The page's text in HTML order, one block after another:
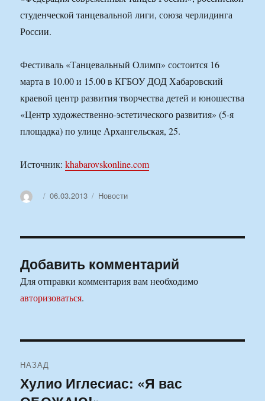
студенческой танцевальной лиги, союза черлидинга
России.
Фестиваль «Танцевальный Олимп» состоится 16
марта в 10.00 и 15.00 в КГБОУ ДОД Хабаровский
краевой центр развития творчества детей и юношества
«Центр художественно-эстетического развития» (5-я
площадка) по улице Архангельская, 25.
Источник:khabarovskonline.com
АвторОпубликовано
06.03.2013 Рубрики
Новости
Добавить комментарий
Для отправки комментария вам необходимо
авторизоваться.
по
НАЗАД
Предыдущая
Хулио Иглесиас: «Я вас